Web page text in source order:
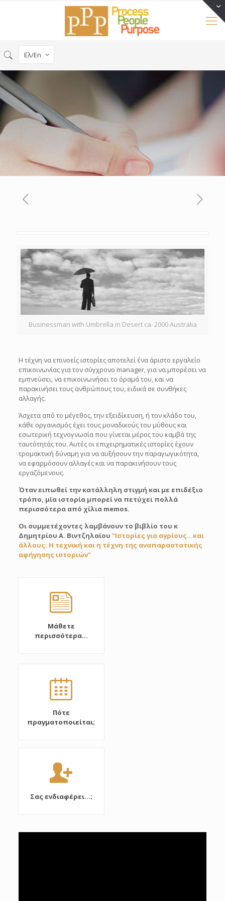
Ελ/En
Businessman with Umbrella in Desert ca. 2000 Australia
Η τέχνη να επινοείς ιστορίες αποτελεί ένα άριστο εργαλείο
επικοινωνίας για τον σύγχρονο manager, για να μπορέσει να
εμπνεύσει, να επικοινωνήσει το όραμά του, και να
παρακινήσει τους ανθρώπους του, ειδικά σε συνθήκες
αλλαγής.
Άσχετα από το μέγεθος, την εξειδίκευση, ή τον κλάδο του,
κάθε οργανισμός έχει τους μοναδικούς του μύθους και
εσωτερική τεχνογνωσία που γίνεται μέρος του καμβά της
ταυτότητάς του. Αυτές οι επιχειρηματικές ιστορίες έχουν
τρομακτική δύναμη για να αυξήσουν την παραγωγικότητα,
να εφαρμόσουν αλλαγές και να παρακινήσουν τους
εργαζόμενους.
Όταν ειπωθεί την κατάλληλη στιγμή και με επιδέξιο
τρόπο, μία ιστορία μπορεί να πετύχει πολλά
περισσότερα από χίλια memos.
Οι συμμετέχοντες λαμβάνουν το βιβλίο του κ
Δημητρίου Α. Βιντζηλαίου “Ιστορίες για αγρίους…και
άλλους: Η τεχνική και η τέχνη της αναπαραστατικής
αφήγησης ιστοριών”
Μάθετε
περισσότερα...
Πότε
πραγματοποιείται;
Σας ενδιαφέρει...;